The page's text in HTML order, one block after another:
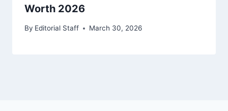
Worth 2026
By Editorial Staff March 30, 2026